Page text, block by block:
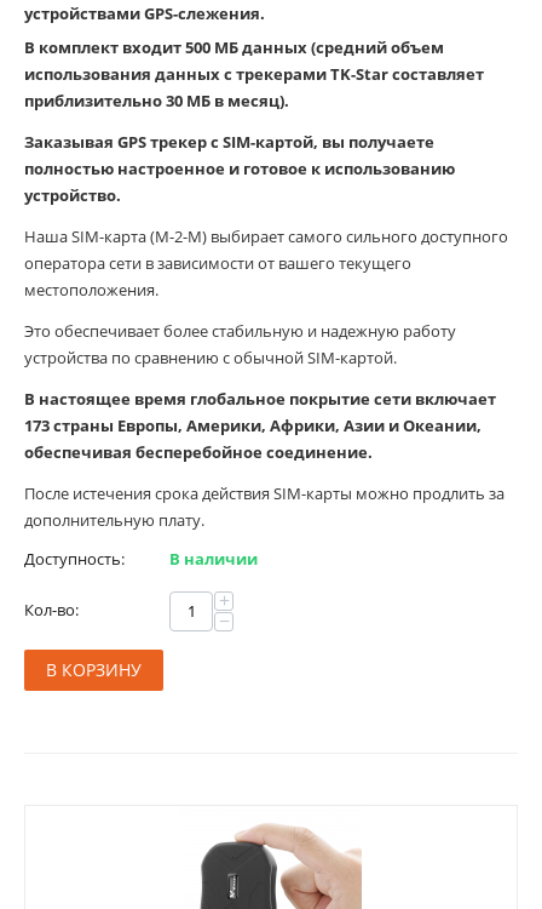
устройствами GPS-слежения.
В комплект входит 500 МБ данных (средний объем
использования данных с трекерами TK-Star составляет
приблизительно 30 МБ в месяц).
Заказывая GPS трекер с SIM-картой, вы получаете
полностью настроенное и готовое к использованию
устройство.
Наша SIM-карта (M-2-M) выбирает самого сильного доступного
оператора сети в зависимости от вашего текущего
местоположения.
Это обеспечивает более стабильную и надежную работу
устройства по сравнению с обычной SIM-картой.
В настоящее время глобальное покрытие сети включает
173 страны Европы, Америки, Африки, Азии и Океании,
обеспечивая бесперебойное соединение.
После истечения срока действия SIM-карты можно продлить за
дополнительную плату.
Доступность:
В наличии
Кол-во: +
−
В КОРЗИНУ